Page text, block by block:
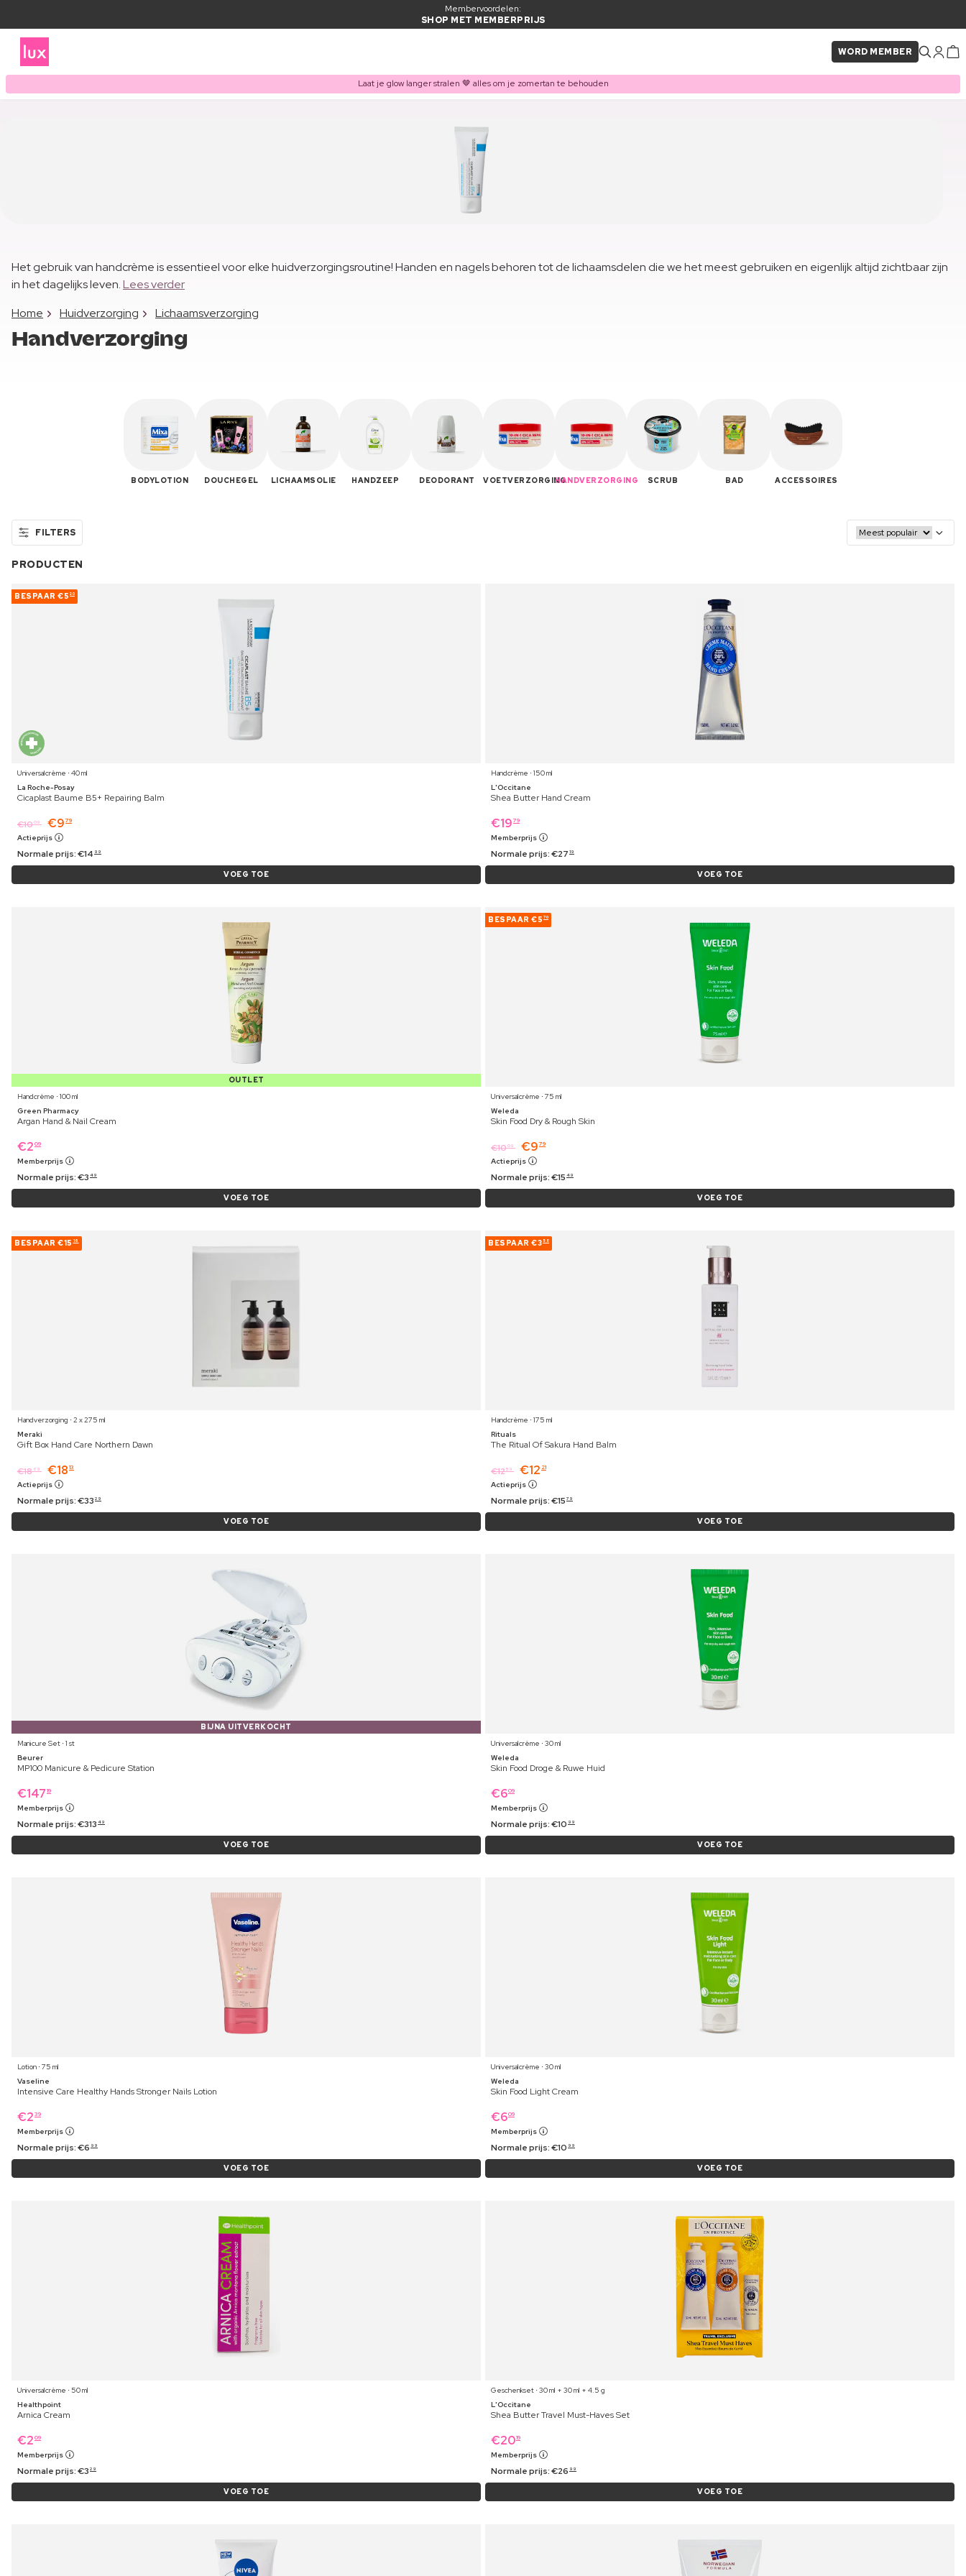
Membervoordelen:
SHOP MET MEMBERPRIJS
WORD MEMBER
Laat je glow langer stralen 🤎 alles om je zomertan te behouden
Het gebruik van handcrème is essentieel voor elke huidverzorgingsroutine! Handen en nagels behoren tot de lichaamsdelen die we het meest gebruiken en eigenlijk altijd zichtbaar zijn
in het dagelijks leven.Lees verder
Home
Huidverzorging Lichaamsverzorging
Handverzorging
BODYLOTION DOUCHEGEL LICHAAMSOLIE HANDZEEP DEODORANT VOETVERZORGINGHANDVERZORGING SCRUB BAD ACCESSOIRES
FILTERS
PRODUCTEN
BESPAAR €5 20
Universalcrème ⋅ 40 ml
La Roche-Posay
Cicaplast Baume B5+ Repairing Balm
€1009 €9 79
Actieprijs
Normale prijs:€14 99
VOEG TOE
Handcrème ⋅ 150 ml
L'Occitane
Shea Butter Hand Cream
€19 79
Memberprijs
Normale prijs:€27 19
VOEG TOE
OUTLET
Handcrème ⋅ 100 ml
Green Pharmacy
Argan Hand & Nail Cream
€2 09
Memberprijs
Normale prijs:€3 49
VOEG TOE
BESPAAR €5 70
Universalcrème ⋅ 75 ml
Weleda
Skin Food Dry & Rough Skin
€1009 €9 79
Actieprijs
Normale prijs:€15 49
VOEG TOE
BESPAAR €15 16
Handverzorging ⋅ 2 x 275 ml
Meraki
Gift Box Hand Care Northern Dawn
€18 69 €18 13
Actieprijs
Normale prijs:€33 29
VOEG TOE
BESPAAR €3 58
Handcrème ⋅ 175 ml
Rituals
The Ritual Of Sakura Hand Balm
€1259 €12 21
Actieprijs
Normale prijs:€15 79
VOEG TOE
BIJNA UITVERKOCHT
Manicure Set ⋅ 1 st
Beurer
MP100 Manicure & Pedicure Station
€147 19
Memberprijs
Normale prijs:€313 49
VOEG TOE
Universalcrème ⋅ 30 ml
Weleda
Skin Food Droge & Ruwe Huid
€609
Memberprijs
Normale prijs:€10 99
VOEG TOE
Lotion ⋅ 75 ml
Vaseline
Intensive Care Healthy Hands Stronger Nails Lotion
€2 39
Memberprijs
Normale prijs:€6 99
VOEG TOE
Universalcrème ⋅ 30 ml
Weleda
Skin Food Light Cream
€609
Memberprijs
Normale prijs:€10 99
VOEG TOE
Universalcrème ⋅ 50 ml
Healthpoint
Arnica Cream
€2 09
Memberprijs
Normale prijs:€3 29
VOEG TOE
Geschenkset ⋅ 30 ml + 30 ml + 4.5 g
L'Occitane
Shea Butter Travel Must-Haves Set
€2019
Memberprijs
Normale prijs:€26 99
VOEG TOE